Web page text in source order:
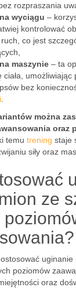
rozpraszania
wyciągu –
kontrolować
co jest
maszynie – ta
ciała, umożliwiając
bez
można
oraz
temu trening staje
siły oraz
ze
uginanie
poziomów
oraz